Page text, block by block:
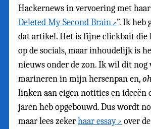
Hackernews in vervoering met
Deleted My Second Brain ”. Ik heb
dat artikel. Het is fijne clickbait die
op de socials, maar inhoudelijk is
nieuws onder de zon. Ik wil dit nog
marineren in mijn hersenpan en,
linken aan eigen notities en ideeën
jaren heb opgebouwd. Dus wordt
maar lees zekerhaar essay over de